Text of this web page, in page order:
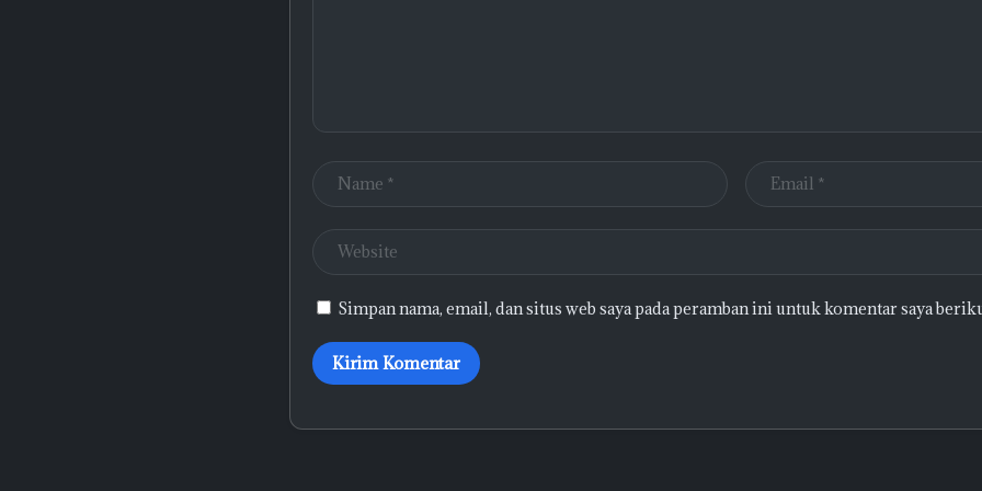
Simpan nama, email, dan situs web saya pada peramban ini untuk komentar saya